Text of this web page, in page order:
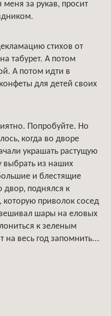
меня за рукав, просит
стихов от
табурет. А потом
А потом идти в
для детей своих
Попробуйте. Но
когда во дворе
украшать растущую
выбрать из наших
и блестящие
двор, поднялся к
приволок сосед
шары на еловых
к зеленым
на весь год запомнить...